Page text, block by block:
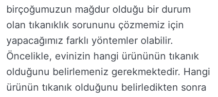
birçoğumuzun mağdur olduğu bir durum
olan tıkanıklık sorununu çözmemiz için
yapacağımız farklı yöntemler olabilir.
Öncelikle, evinizin hangi ürününün tıkanık
olduğunu belirlemeniz gerekmektedir. Hangi
ürünün tıkanık olduğunu belirledikten sonra